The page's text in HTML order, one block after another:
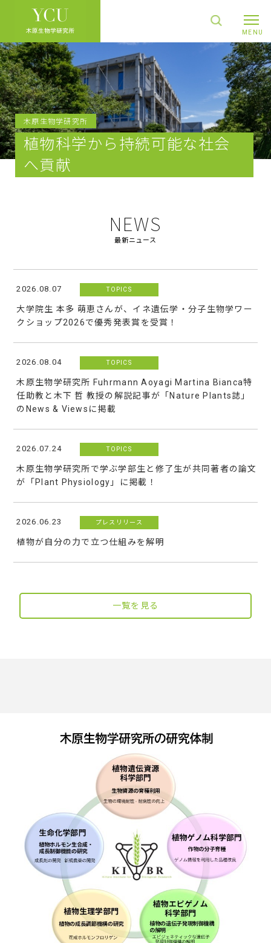
木原生物学研究所
植物科学から持続可能な社会
へ貢献
NEWS
最新ニュース
2026.08.07 TOPICS
大学院生 本多 萌恵さんが、イネ遺伝学・分子生物学ワー
クショップ2026で優秀発表賞を受賞！
2026.08.04 TOPICS
木原生物学研究所 Fuhrmann Aoyagi Martina Bianca特
任助教と木下 哲 教授の解説記事が「Nature Plants誌」
のNews & Viewsに掲載
2026.07.24 TOPICS
木原生物学研究所で学ぶ学部生と修了生が共同著者の論文
が「Plant Physiology」に掲載！
2026.06.23 プレスリリース
植物が自分の力で立つ仕組みを解明
一覧を見る